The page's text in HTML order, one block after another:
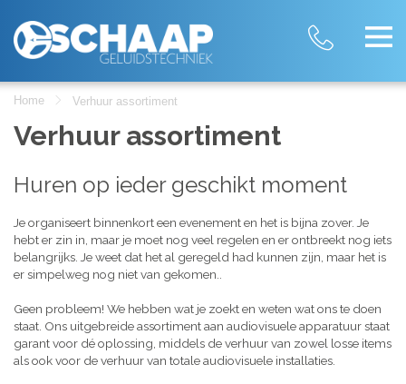
Home Verhuur assortiment
Verhuur assortiment
Huren op ieder geschikt moment
Je organiseert binnenkort een evenement en het is bijna zover. Je
hebt er zin in, maar je moet nog veel regelen en er ontbreekt nog iets
belangrijks. Je weet dat het al geregeld had kunnen zijn, maar het is
er simpelweg nog niet van gekomen..
Geen probleem! We hebben wat je zoekt en weten wat ons te doen
staat. Ons uitgebreide assortiment aan audiovisuele apparatuur staat
garant voor dé oplossing, middels de verhuur van zowel losse items
als ook voor de verhuur van totale audiovisuele installaties.